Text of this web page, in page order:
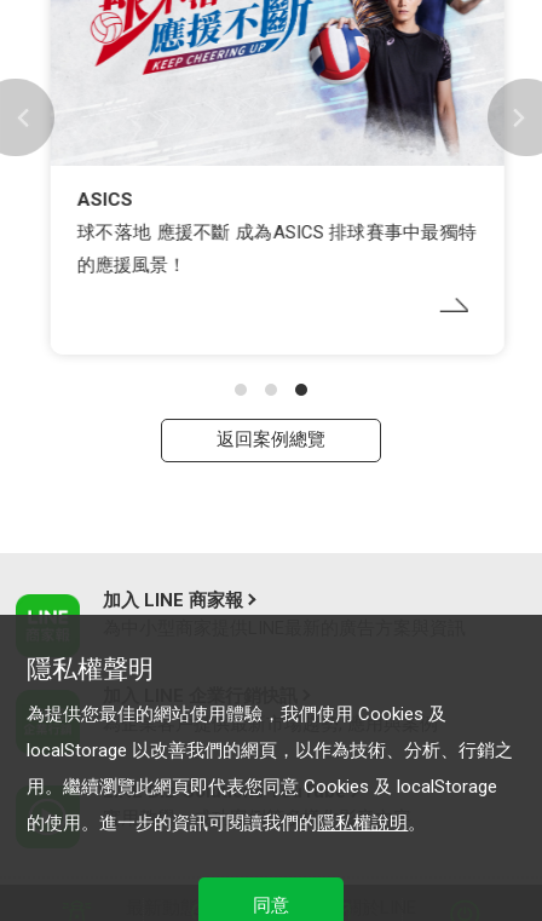
ASICS
球不落地 應援不斷 成為ASICS 排球賽事中最獨特
的應援風景！
返回案例總覽
加入 LINE 商家報
為企業客戶提供最新市場趨勢, 應用與案例
LINE Biz-Solutions YouTube
實用教學、成功案例等多樣化影音內容
服務條款
隱私權聲明
為提供您最佳的網站使用體驗，我們使用 Cookies 及
localStorage 以改善我們的網頁，以作為技術、分析、行銷之
用。繼續瀏覽此網頁即代表您同意 Cookies 及 localStorage
的使用。進一步的資訊可閱讀我們的隱私權說明。
同意